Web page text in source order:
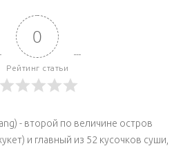
0
Рейтинг статьи
- второй по величине остров
и главный из 52 кусочков суши,